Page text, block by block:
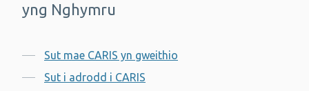
yng Nghymru
Cynnwys
Sut mae CARIS yn gweithio
Sut i adrodd i CARIS